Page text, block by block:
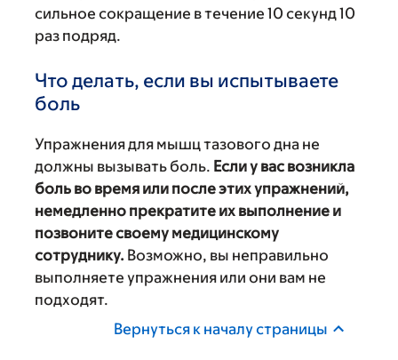
сильное сокращение в течение 10 секунд 10
раз подряд.
Что делать, если вы испытываете
боль
Упражнения для мышц тазового дна не
должны вызывать боль. Если у вас возникла
боль во время или после этих упражнений,
немедленно прекратите их выполнение и
позвоните своему медицинскому
сотруднику. Возможно, вы неправильно
выполняете упражнения или они вам не
подходят.
Вернуться к началу страницы